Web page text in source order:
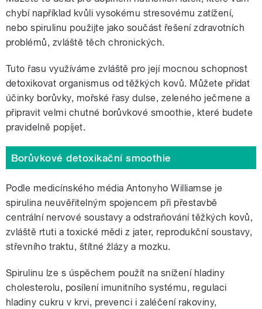
chybí například kvůli vysokému stresovému zatížení,
nebo spirulinu použijte jako součást řešení zdravotních
problémů, zvláště těch chronických.
Tuto řasu využíváme zvláště pro její mocnou schopnost
detoxikovat organismus od těžkých kovů. Můžete přidat
účinky borůvky, mořské řasy dulse, zeleného ječmene a
připravit velmi chutné borůvkové smoothie, které budete
pravidelně popíjet.
Borůvkové detoxikační smoothie
Podle medicínského média Antonyho Williamse je
spirulina neuvěřitelným spojencem při přestavbě
centrální nervové soustavy a odstraňování těžkých kovů,
zvláště rtuti a toxické mědi z jater, reprodukční soustavy,
střevního traktu, štítné žlázy a mozku.
Spirulinu lze s úspěchem použít na snížení hladiny
cholesterolu, posílení imunitního systému, regulaci
hladiny cukru v krvi, prevenci i zaléčení rakoviny,